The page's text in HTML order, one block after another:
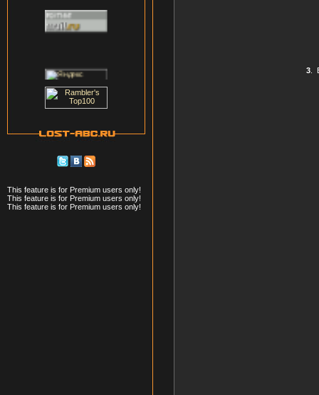
This feature is for Premium users only!
This feature is for Premium users only!
This feature is for Premium users only!
3.